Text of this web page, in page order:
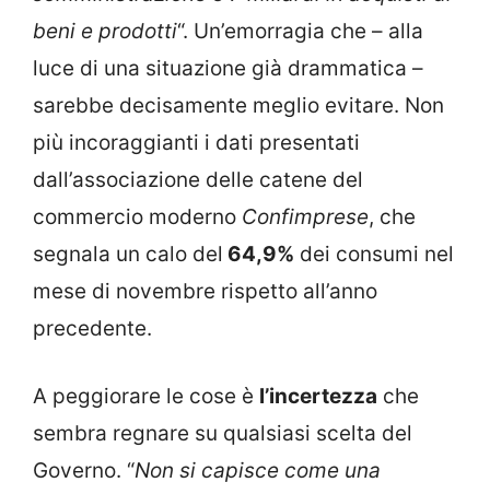
beni e prodotti“. Un’emorragia che – alla
luce di una situazione già drammatica –
sarebbe decisamente meglio evitare. Non
più incoraggianti i dati presentati
dall’associazione delle catene del
commercio moderno Confimprese, che
segnala un calo del 64,9% dei consumi nel
mese di novembre rispetto all’anno
precedente.
A peggiorare le cose è l’incertezza che
sembra regnare su qualsiasi scelta del
Governo. “Non si capisce come una